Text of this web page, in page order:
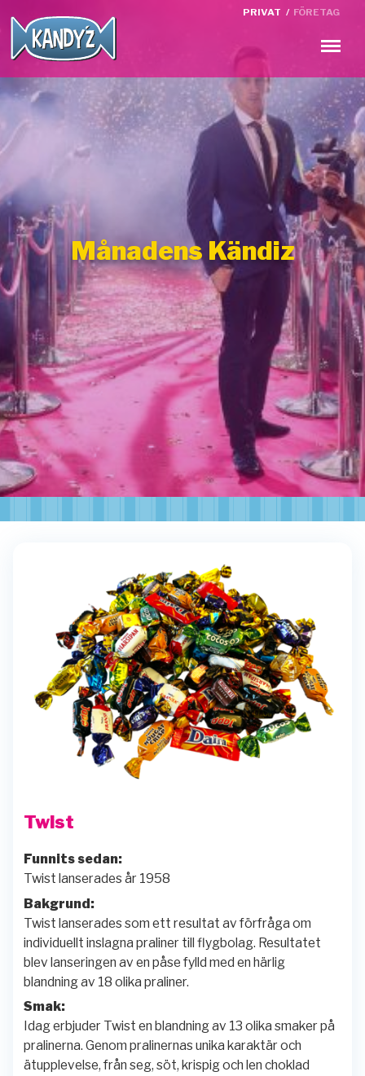
Meny
PRIVAT / FÖRETAG
Månadens Kändiz
Twist
Funnits sedan:
Twist lanserades år 1958
Bakgrund:
Twist lanserades som ett resultat av förfråga om
individuellt inslagna praliner till flygbolag. Resultatet
blev lanseringen av en påse fylld med en härlig
blandning av 18 olika praliner.
Smak:
Idag erbjuder Twist en blandning av 13 olika smaker på
pralinerna. Genom pralinernas unika karaktär och
ätupplevelse, från seg, söt, krispig och len choklad